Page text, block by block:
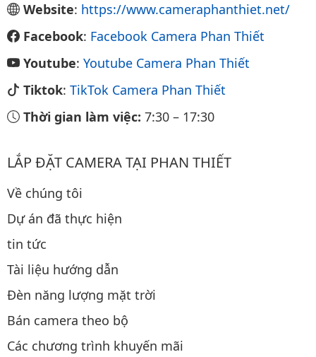
Website: https://www.cameraphanthiet.net/
Facebook: Facebook Camera Phan Thiết
Youtube: Youtube Camera Phan Thiết
Tiktok: TikTok Camera Phan Thiết
Thời gian làm việc: 7:30 – 17:30
LẮP ĐẶT CAMERA TẠI PHAN THIẾT
Về chúng tôi
Dự án đã thực hiện
tin tức
Tài liệu hướng dẫn
Đèn năng lượng mặt trời
Bán camera theo bộ
Các chương trình khuyến mãi